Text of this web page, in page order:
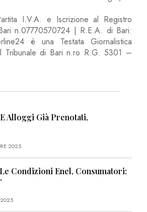
I.V.A. e Iscrizione al Registro
n.07770570724 | R.E.A. di Bari:
è una Testata Giornalistica
Tribunale di Bari n.ro R.G. 5301 –
Alloggi Già Prenotati,
2025
Condizioni Enel, Consumatori: